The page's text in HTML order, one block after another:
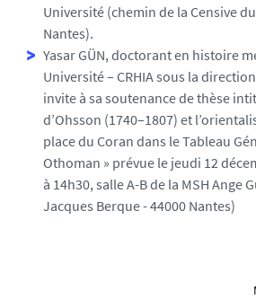
Université (chemin de la Censive
Nantes).
Yasar GÜN, doctorant en histoire
Université – CRHIA sous la
invite à sa soutenance de thèse
d’Ohsson (1740–1807) et
place du Coran dans le Tableau
Othoman » prévue le jeudi 12
à 14h30, salle A-B de la MSH Ange
Jacques Berque - 44000 Nantes)